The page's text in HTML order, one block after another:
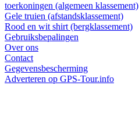
toerkoningen (algemeen klassement)
Gele truien (afstandsklassement)
Rood en wit shirt (bergklassement)
Gebruiksbepalingen
Over ons
Contact
Gegevensbescherming
Adverteren op GPS-Tour.info